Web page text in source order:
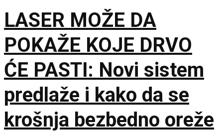
LASER MOŽE DA
POKAŽE KOJE DRVO
ĆE PASTI: Novi sistem
predlaže i kako da se
krošnja bezbedno oreže